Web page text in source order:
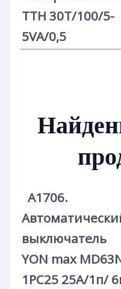
ТТН 30T/100/5-
5VA/0,5
А1706.
выключатель
YON max
1PC25 25А/1п/